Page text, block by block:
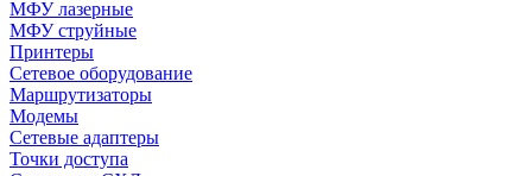
МФУ лазерные
МФУ струйные
Принтеры
Сетевое оборудование
Маршрутизаторы
Модемы
Сетевые адаптеры
Точки доступа